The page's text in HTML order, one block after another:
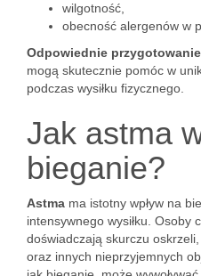
wilgotność,
obecność alergenów w
Odpowiednie przygotowanie
mogą skutecznie pomóc w
podczas wysiłku fizycznego.
Jak astma
bieganie?
Astma ma istotny wpływ na
intensywnego wysiłku. Osoby
doświadczają skurczu
oraz innych nieprzyjemnych